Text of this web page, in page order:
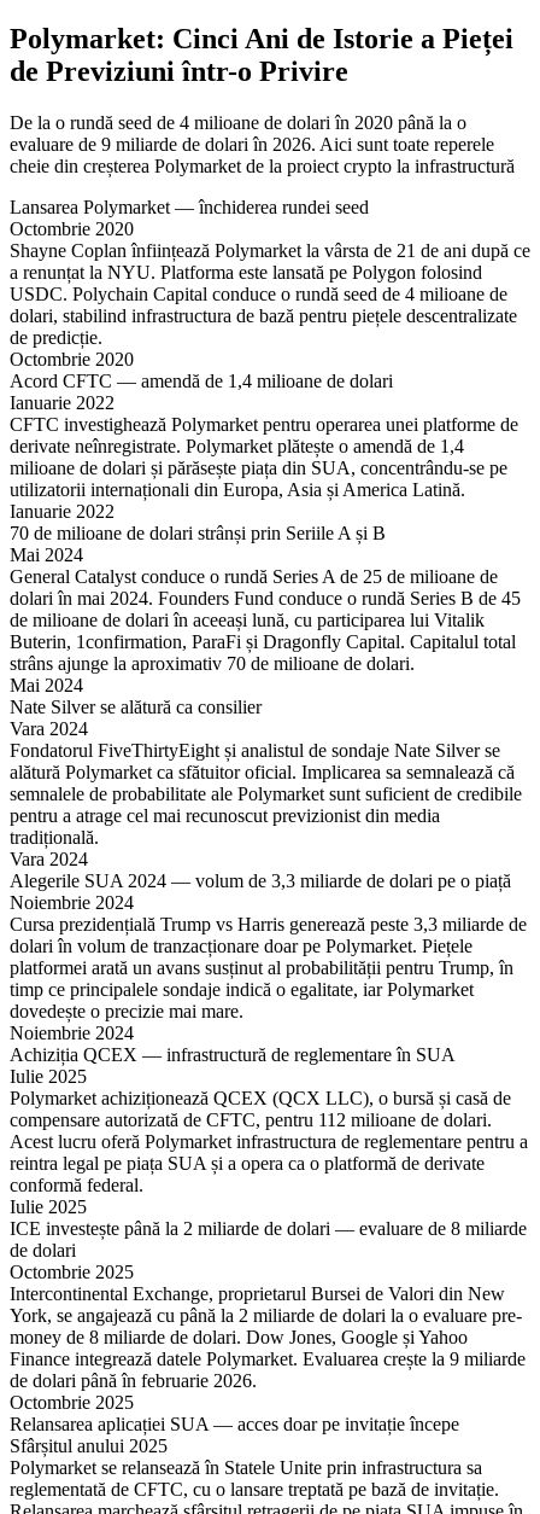
Polymarket: Cinci Ani de Istorie a Pieței
de Previziuni într-o Privire
De la o rundă seed de 4 milioane de dolari în 2020 până la o
evaluare de 9 miliarde de dolari în 2026. Aici sunt toate reperele
cheie din creșterea Polymarket de la proiect crypto la infrastructură
Lansarea Polymarket — închiderea rundei seed
Octombrie 2020
Shayne Coplan înființează Polymarket la vârsta de 21 de ani după ce
a renunțat la NYU. Platforma este lansată pe Polygon folosind
USDC. Polychain Capital conduce o rundă seed de 4 milioane de
dolari, stabilind infrastructura de bază pentru piețele descentralizate
de predicție.
Octombrie 2020
Acord CFTC — amendă de 1,4 milioane de dolari
Ianuarie 2022
CFTC investighează Polymarket pentru operarea unei platforme de
derivate neînregistrate. Polymarket plătește o amendă de 1,4
milioane de dolari și părăsește piața din SUA, concentrându-se pe
utilizatorii internaționali din Europa, Asia și America Latină.
Ianuarie 2022
70 de milioane de dolari strânși prin Seriile A și B
Mai 2024
General Catalyst conduce o rundă Series A de 25 de milioane de
dolari în mai 2024. Founders Fund conduce o rundă Series B de 45
de milioane de dolari în aceeași lună, cu participarea lui Vitalik
Buterin, 1confirmation, ParaFi și Dragonfly Capital. Capitalul total
strâns ajunge la aproximativ 70 de milioane de dolari.
Mai 2024
Nate Silver se alătură ca consilier
Vara 2024
Fondatorul FiveThirtyEight și analistul de sondaje Nate Silver se
alătură Polymarket ca sfătuitor oficial. Implicarea sa semnalează că
semnalele de probabilitate ale Polymarket sunt suficient de credibile
pentru a atrage cel mai recunoscut previzionist din media
tradițională.
Vara 2024
Alegerile SUA 2024 — volum de 3,3 miliarde de dolari pe o piață
Noiembrie 2024
Cursa prezidențială Trump vs Harris generează peste 3,3 miliarde de
dolari în volum de tranzacționare doar pe Polymarket. Piețele
platformei arată un avans susținut al probabilității pentru Trump, în
timp ce principalele sondaje indică o egalitate, iar Polymarket
dovedește o precizie mai mare.
Noiembrie 2024
Achiziția QCEX — infrastructură de reglementare în SUA
Iulie 2025
Polymarket achiziționează QCEX (QCX LLC), o bursă și casă de
compensare autorizată de CFTC, pentru 112 milioane de dolari.
Acest lucru oferă Polymarket infrastructura de reglementare pentru a
reintra legal pe piața SUA și a opera ca o platformă de derivate
conformă federal.
Iulie 2025
ICE investește până la 2 miliarde de dolari — evaluare de 8 miliarde
de dolari
Octombrie 2025
Intercontinental Exchange, proprietarul Bursei de Valori din New
York, se angajează cu până la 2 miliarde de dolari la o evaluare pre-
money de 8 miliarde de dolari. Dow Jones, Google și Yahoo
Finance integrează datele Polymarket. Evaluarea crește la 9 miliarde
de dolari până în februarie 2026.
Octombrie 2025
Relansarea aplicației SUA — acces doar pe invitație începe
Sfârșitul anului 2025
Polymarket se relansează în Statele Unite prin infrastructura sa
reglementată de CFTC, cu o lansare treptată pe bază de invitație.